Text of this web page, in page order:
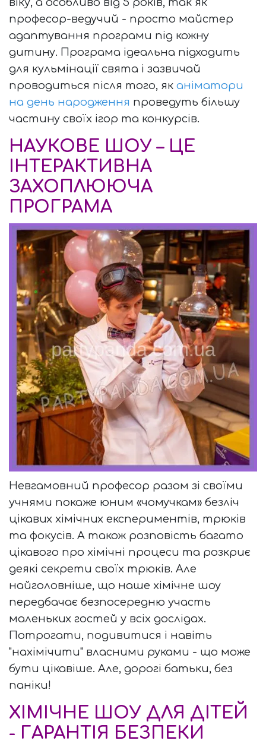
віку, а особливо від 5 років, так як
професор-ведучий - просто майстер
адаптування програми під кожну
дитину. Програма ідеальна підходить
для кульмінації свята і зазвичай
проводиться після того, як аніматори
на день народження проведуть більшу
частину своїх ігор та конкурсів.
НАУКОВЕ ШОУ – ЦЕ
ІНТЕРАКТИВНА
ЗАХОПЛЮЮЧА
ПРОГРАМА
Невгамовний професор разом зі своїми
учнями покаже юним «чомучкам» безліч
цікавих хімічних експериментів, трюків
та фокусів. А також розповість багато
цікавого про хімічні процеси та розкриє
деякі секрети своїх трюків. Але
найголовніше, що наше хімічне шоу
передбачає безпосередню участь
маленьких гостей у всіх дослідах.
Потрогати, подивитися і навіть
"нахімічити" власними руками - що може
бути цікавіше. Але, дорогі батьки, без
паніки!
ХІМІЧНЕ ШОУ ДЛЯ ДІТЕЙ
- ГАРАНТІЯ БЕЗПЕКИ